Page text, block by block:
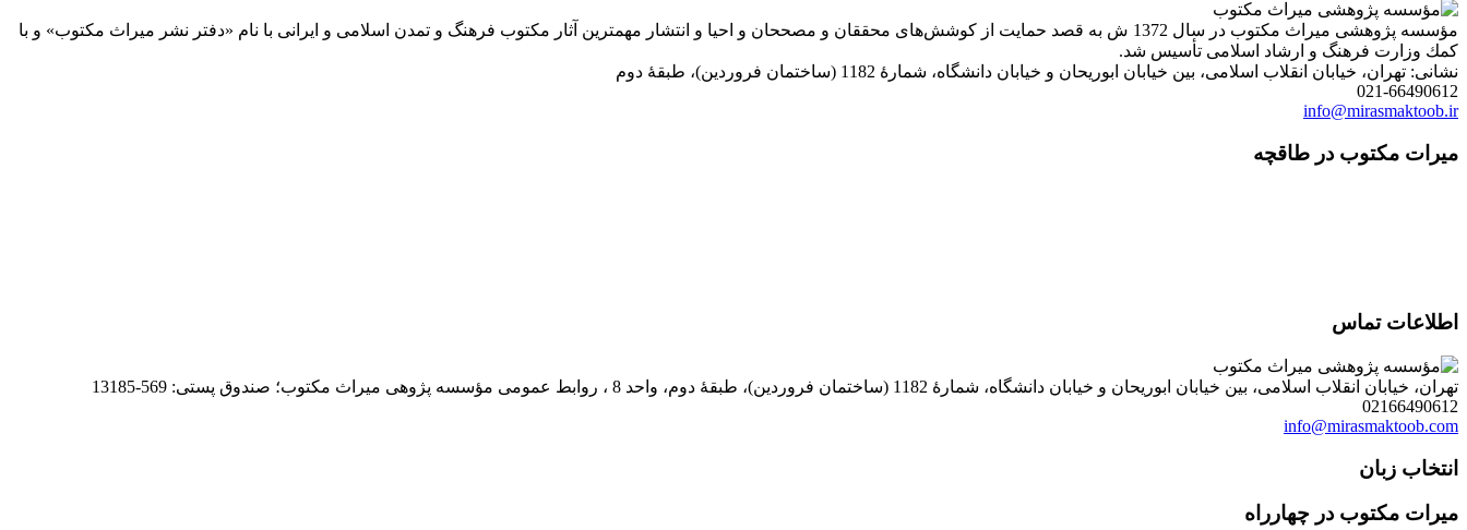
مؤسسه پژوهشی میراث مكتوب در سال 1372 ش به قصد حمایت از كوشش‌های محققان و مصححان و احیا و انتشار مهمترین آثار مكتوب فرهنگ و تمدن اسلامی و ایرانی با نام «دفتر نشر میراث مكتوب» و با
كمك وزارت فرهنگ و ارشاد اسلامی تأسیس شد.
نشانی: تهران، خیابان انقلاب اسلامی، بین خیابان ابوریحان و خیابان دانشگاه، شمارۀ 1182 (ساختمان فروردین)، طبقۀ دوم
021-66490612
info@mirasmaktoob.ir
میرات مکتوب در طاقچه
اطلاعات تماس
تهران، خیابان انقلاب اسلامی، بین خیابان ابوریحان و خیابان دانشگاه، شمارۀ 1182 (ساختمان فروردین)، طبقۀ دوم، واحد 8 ، روابط عمومی مؤسسه پژوهی میراث مکتوب؛ صندوق پستی: 569-13185
02166490612
info@mirasmaktoob.com
انتخاب زبان
میرات مکتوب در چهارراه